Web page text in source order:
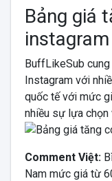
Bảng giá
instagram
BuffLikeSub
Instagram với
quốc tế với mức
nhiều sự lựa chọn
Comment Việt:
Nam mức giá từ